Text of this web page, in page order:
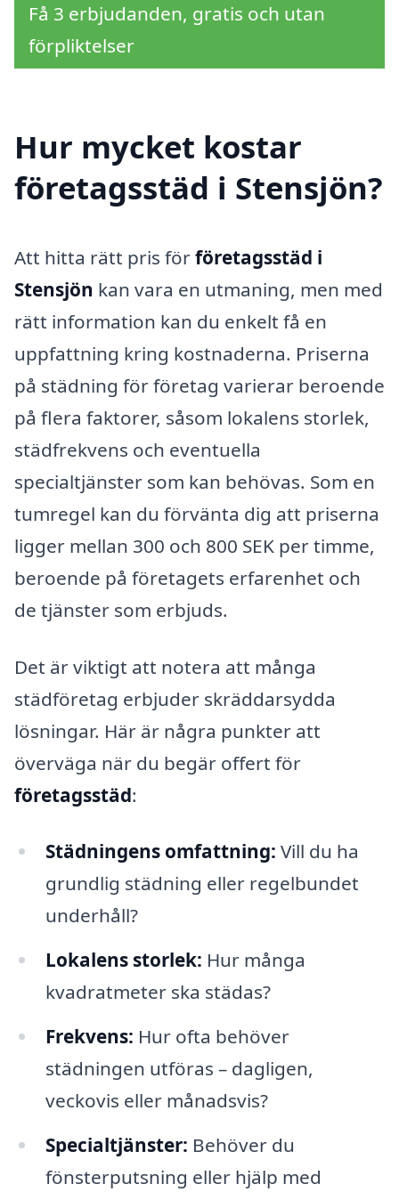
Få 3 erbjudanden, gratis och utan
förpliktelser
Hur mycket kostar
företagsstäd i Stensjön?
Att hitta rätt pris förföretagsstäd i
Stensjön kan vara en utmaning, men med
rätt information kan du enkelt få en
uppfattning kring kostnaderna. Priserna
på städning för företag varierar beroende
på flera faktorer, såsom lokalens storlek,
städfrekvens och eventuella
specialtjänster som kan behövas. Som en
tumregel kan du förvänta dig att priserna
ligger mellan 300 och 800 SEK per timme,
beroende på företagets erfarenhet och
de tjänster som erbjuds.
Det är viktigt att notera att många
städföretag erbjuder skräddarsydda
lösningar. Här är några punkter att
överväga när du begär offert för
företagsstäd:
Städningens omfattning: Vill du ha
grundlig städning eller regelbundet
underhåll?
Lokalens storlek: Hur många
kvadratmeter ska städas?
Frekvens: Hur ofta behöver
städningen utföras – dagligen,
veckovis eller månadsvis?
Specialtjänster: Behöver du
fönsterputsning eller hjälp med